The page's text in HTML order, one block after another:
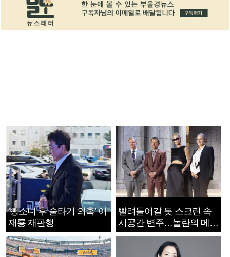
‘뺑소니 후 술타기 의혹’ 이
재룡 재판행
빨려들어갈 듯 스크린 속
시공간 변주…놀란의 메시
지는 ‘전쟁 속죄’